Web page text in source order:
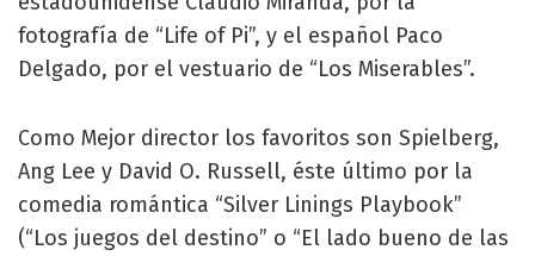
fotografía de “Life of Pi”, y el español Paco
Delgado, por el vestuario de “Los Miserables”.
Como Mejor director los favoritos son Spielberg,
Ang Lee y David O. Russell, éste último por la
comedia romántica “Silver Linings Playbook”
(“Los juegos del destino” o “El lado bueno de las